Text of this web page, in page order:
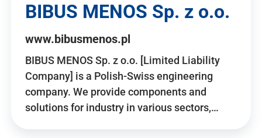
BIBUS MENOS Sp. z o.o.
www.bibusmenos.pl
BIBUS MENOS Sp. z o.o. [Limited Liability
Company] is a Polish-Swiss engineering
company. We provide components and
solutions for industry in various sectors,…